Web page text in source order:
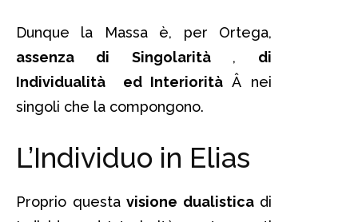
Dunque la Massa è, per Ortega,
assenza di Singolarità , di
Individualità ed InterioritàÂ nei
singoli che la compongono.
L’Individuo in Elias
Proprio questa visione dualisticadi